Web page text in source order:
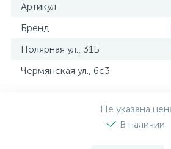
Артикул
Бренд
Полярная ул., 31Б
Чермянская ул., 6с3
Не указана
В наличии